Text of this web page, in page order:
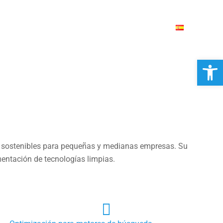
para pequeñas y medianas empresas. Su
de tecnologías limpias.
Abrir